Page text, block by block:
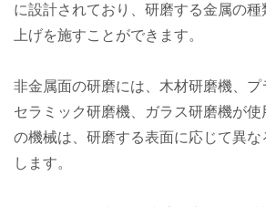
に設計されており、研磨する金属の
上げを施すことができます。
非金属面の研磨には、木材研磨機、プ
セラミック研磨機、ガラス研磨機が
の機械は、研磨する表面に応じて異な
します。